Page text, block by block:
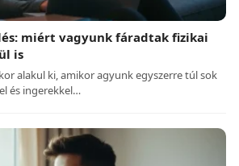
miért vagyunk fáradtak fizikai
is
alakul ki, amikor agyunk egyszerre túl sok
és ingerekkel…